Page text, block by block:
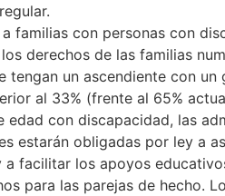
familias con personas con
derechos de las familias
tengan un ascendiente con
al 33% (frente al 65%
edad con discapacidad, las
estarán obligadas por ley a
a facilitar los apoyos
para las parejas de hecho.